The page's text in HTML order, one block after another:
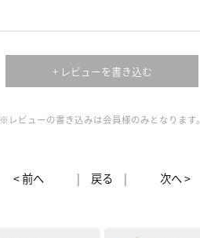
+ レビューを書き込む
※レビューの書き込みは会員様のみとなります。
< 前へ | 戻る | 次へ >